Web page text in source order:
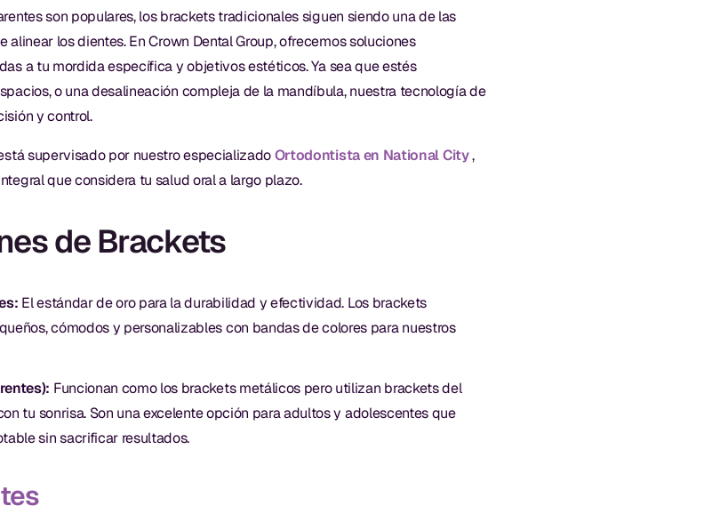
son populares, los brackets tradicionales siguen siendo una de las
los dientes. En Crown Dental Group, ofrecemos soluciones
a tu mordida específica y objetivos estéticos. Ya sea que estés
o una desalineación compleja de la mandíbula, nuestra tecnología de
y control.
supervisado por nuestro especializadoOrtodontista en National City,
que considera tu salud oral a largo plazo.
de Brackets
El estándar de oro para la durabilidad y efectividad. Los brackets
cómodos y personalizables con bandas de colores para nuestros
Funcionan como los brackets metálicos pero utilizan brackets del
tu sonrisa. Son una excelente opción para adultos y adolescentes que
sin sacrificar resultados.